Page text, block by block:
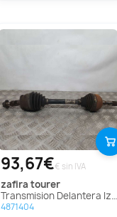
93,67€€ sin IVA
zafira tourer
Transmision Delantera Izquierda para Opel Zafira Tourer
4871404